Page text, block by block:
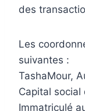
des
Les
suivantes :
TashaMour,
Capital
Immatriculé